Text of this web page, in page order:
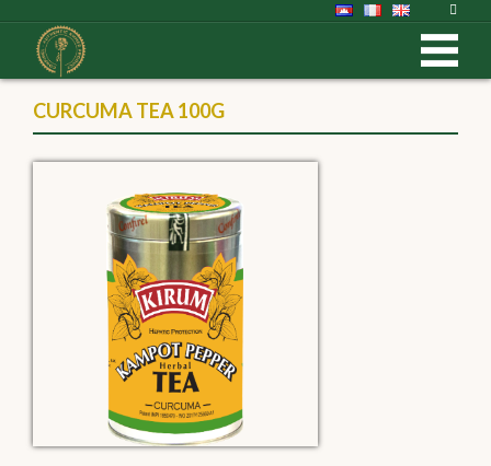
CURCUMA TEA 100G